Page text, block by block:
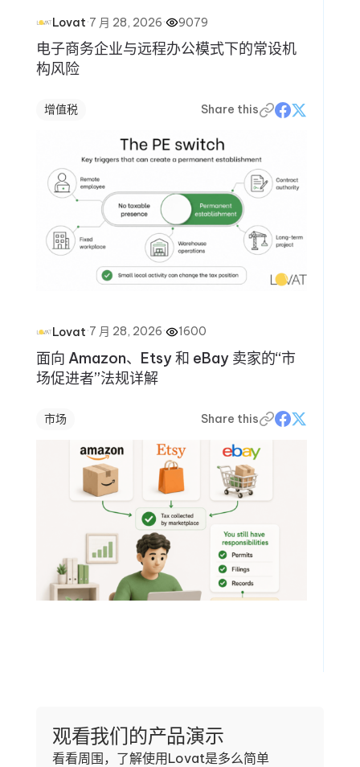
Lovat·7 月 28, 2026· 9079
电子商务企业与远程办公模式下的常设机
构风险
增值税 Share this
Lovat·7 月 28, 2026· 1600
面向 Amazon、Etsy 和 eBay 卖家的“市
场促进者”法规详解
市场 Share this
观看我们的产品演示
看看周围，了解使用Lovat是多么简单